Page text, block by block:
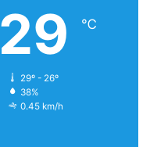
29 ℃
29º - 26º
38%
0.45 km/h